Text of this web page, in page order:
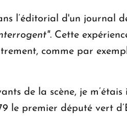
l’éditorial d'un journal
. Cette
comme par
de la scène, je
le premier député vert